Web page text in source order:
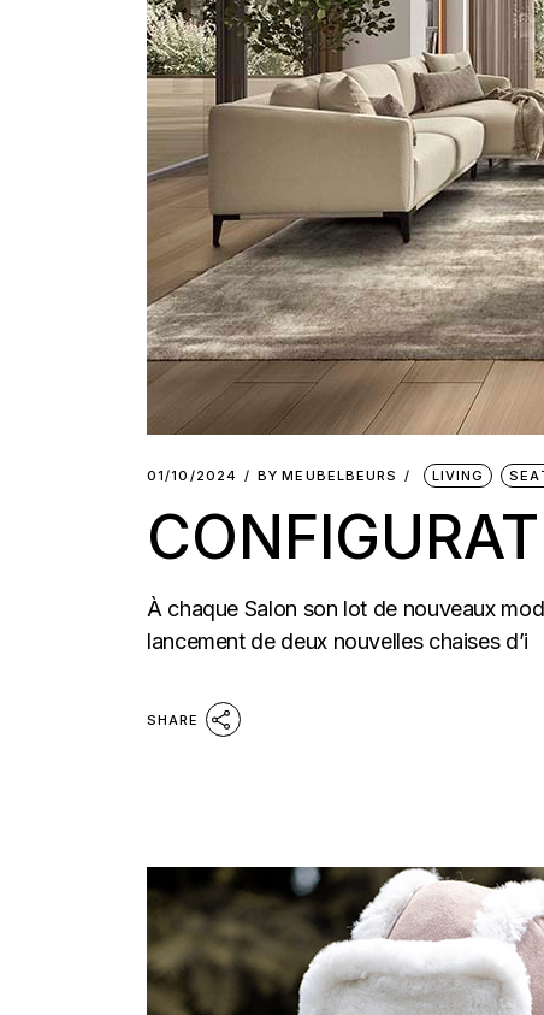
01/10/2024 BY MEUBELBEURS LIVING
À chaque Salon son lot de nouveaux
lancement de deux nouvelles chaises d’i
SHARE